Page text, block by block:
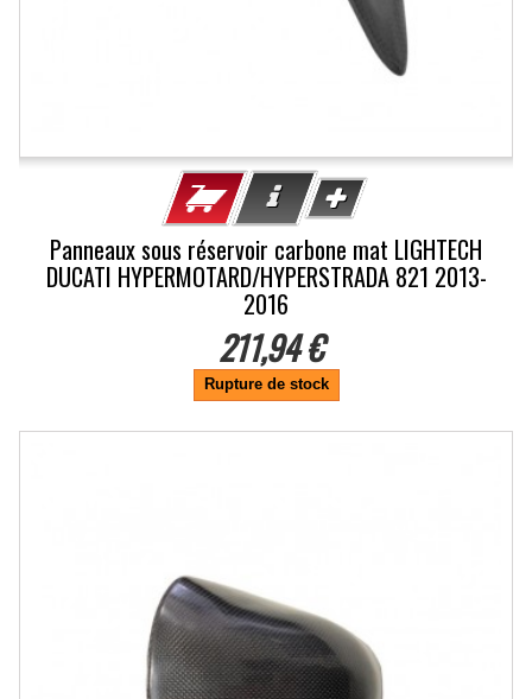
Panneaux sous réservoir carbone mat LIGHTECH
DUCATI HYPERMOTARD/HYPERSTRADA 821 2013-
2016
211,94 €
Rupture de stock